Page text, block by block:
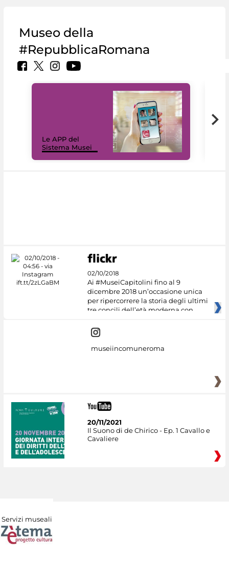
Museo della
#RepubblicaRomana
Le APP del
Sistema Musei
02/10/2018
Ai #MuseiCapitolini fino al 9
dicembre 2018 un’occasione unica
per ripercorrere la storia degli ultimi
tre concili dell’età moderna con
museiincomuneroma
20/11/2021
Il Suono di de Chirico - Ep. 1 Cavallo e
Cavaliere
Servizi museali